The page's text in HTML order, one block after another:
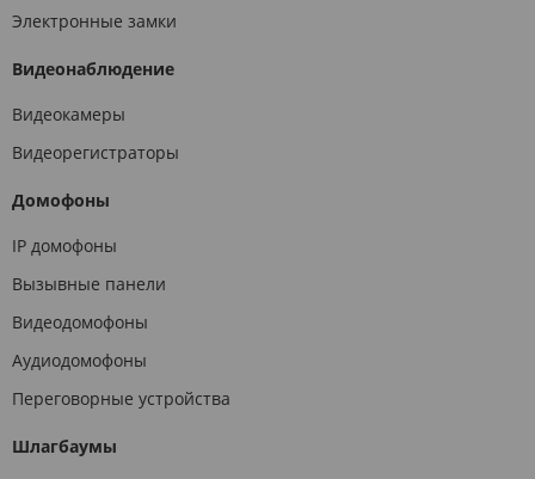
Электронные замки
Видеонаблюдение
Видеокамеры
Видеорегистраторы
Домофоны
IP домофоны
Вызывные панели
Видеодомофоны
Аудиодомофоны
Переговорные устройства
Шлагбаумы